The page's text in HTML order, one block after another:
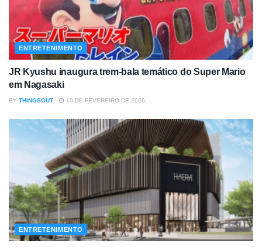
ENTRETENIMENTO
JR Kyushu inaugura trem-bala temático do Super Mario
em Nagasaki
BY THINGSOUT 10 DE FEVEREIRO DE 2026
ENTRETENIMENTO